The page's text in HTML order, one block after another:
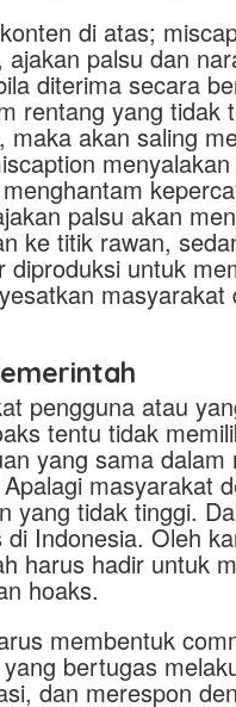
di atas;
ajakan palsu dan
diterima secara
rentang yang tidak
maka akan saling
palsu akan
ke titik rawan,
diproduksi untuk
masyarakat
pengguna atau
tentu tidak
yang sama dalam
masyarakat
yang tidak tinggi.
di Indonesia. Oleh
harus hadir untuk
hoaks.
membentuk
bertugas
dan merespon